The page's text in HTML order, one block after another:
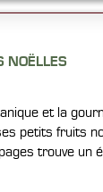
NOËLLES
et la
petits fruits
trouve un